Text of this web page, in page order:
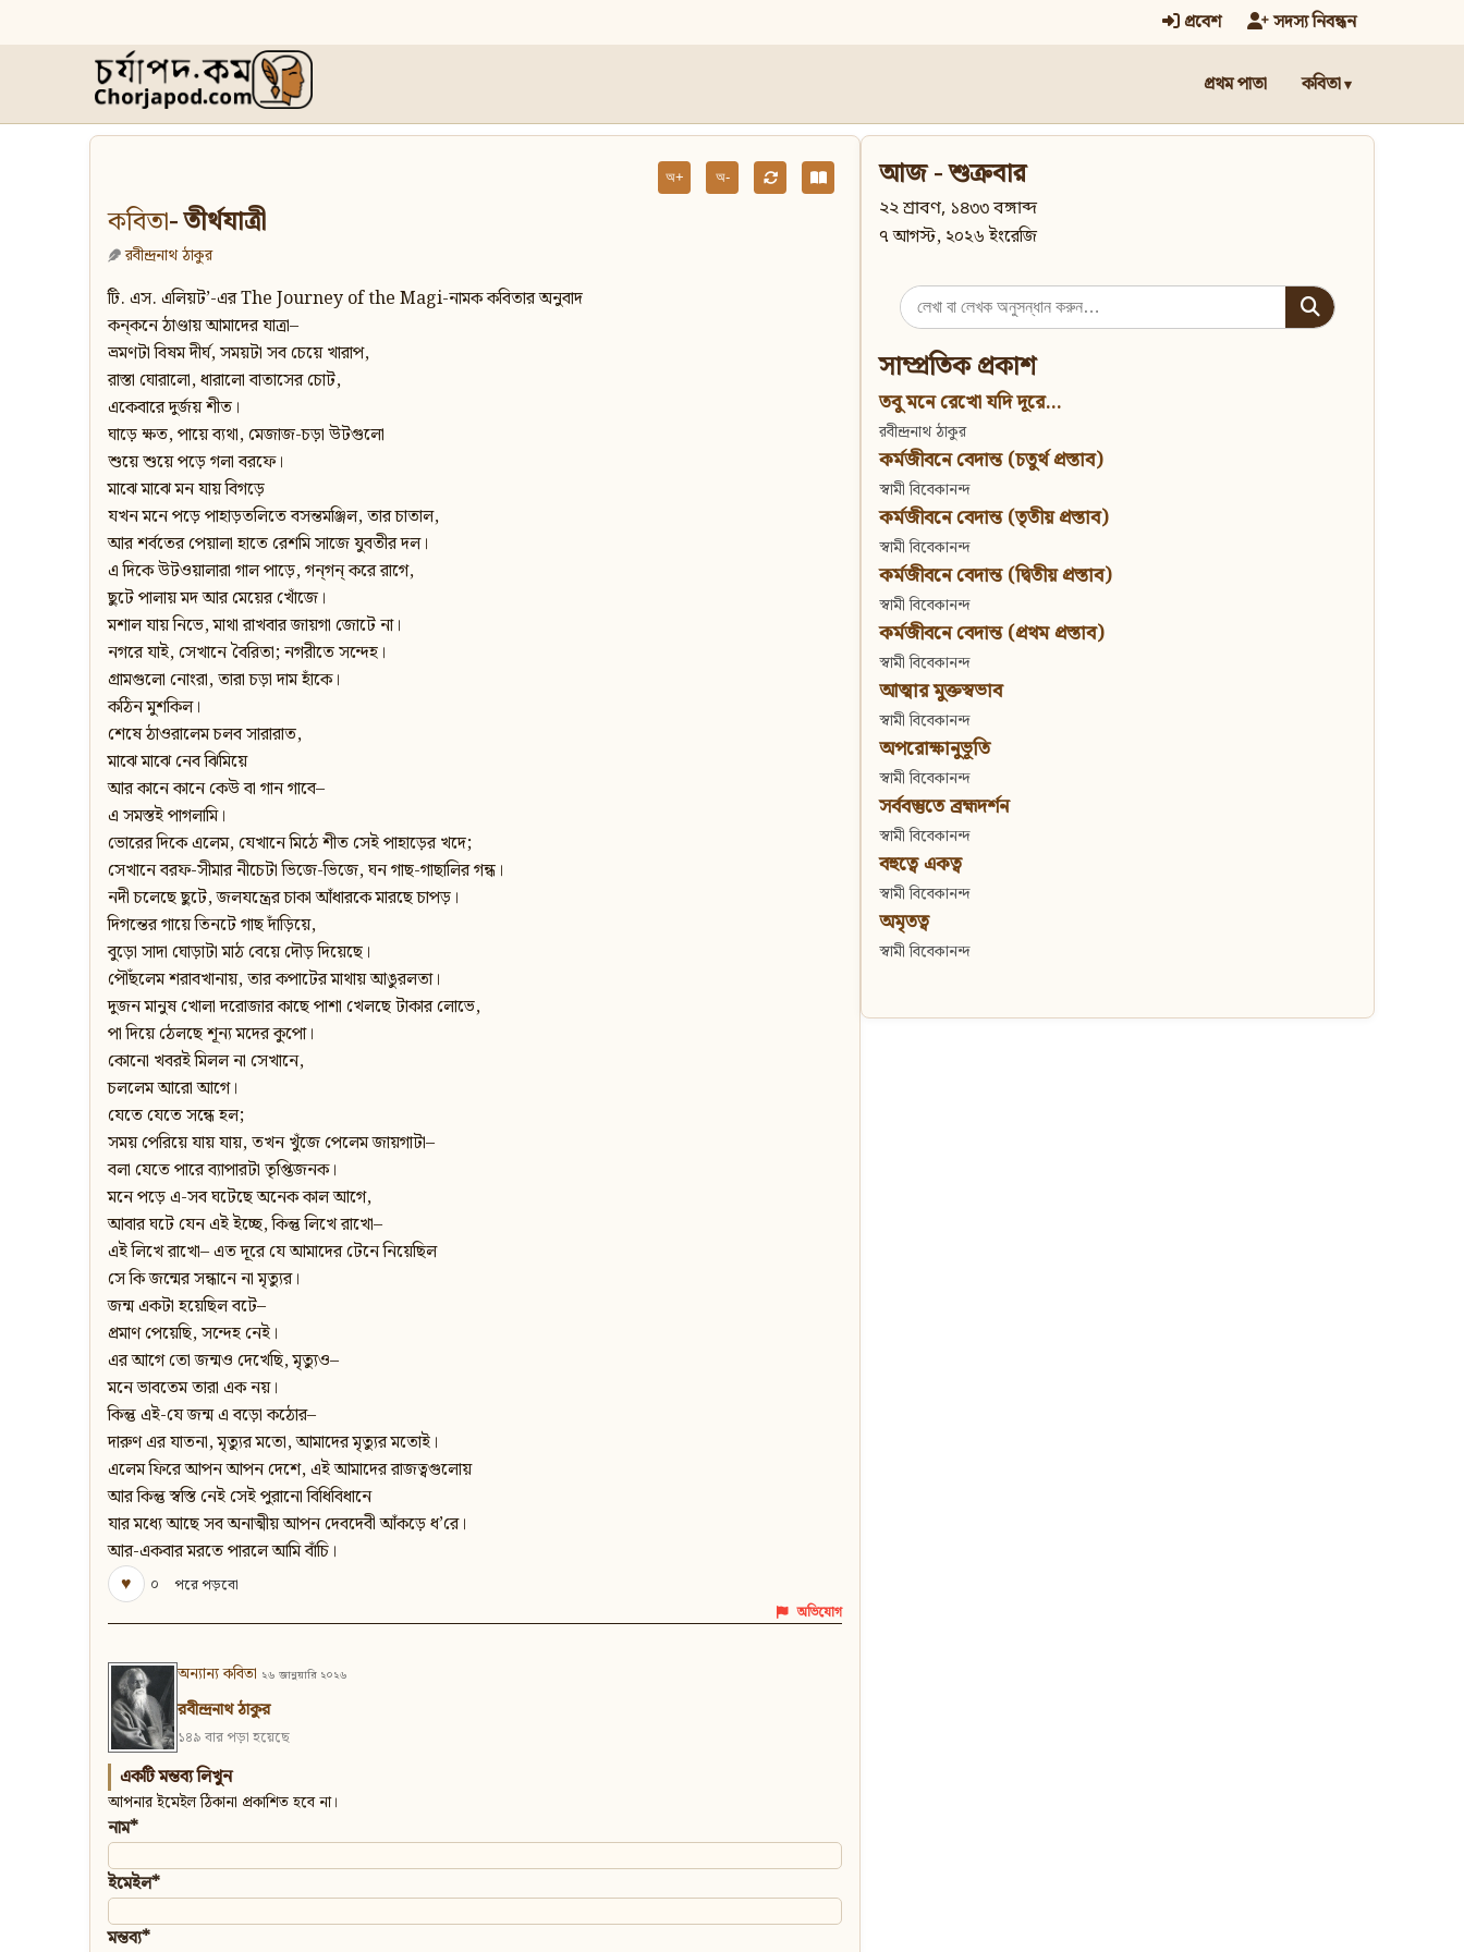
প্রবেশ সদস্য নিবন্ধন
প্রথম পাতা কবিতা
অ+ অ-
কবিতা- তীর্থযাত্রী
রবীন্দ্রনাথ ঠাকুর
টি. এস. এলিয়ট’-এর The Journey of the Magi-নামক কবিতার অনুবাদ
কন্‌কনে ঠাণ্ডায় আমাদের যাত্রা–
ভ্রমণটা বিষম দীর্ঘ, সময়টা সব চেয়ে খারাপ,
রাস্তা ঘোরালো, ধারালো বাতাসের চোট,
একেবারে দুর্জয় শীত।
ঘাড়ে ক্ষত, পায়ে ব্যথা, মেজাজ-চড়া উটগুলো
শুয়ে শুয়ে পড়ে গলা বরফে।
মাঝে মাঝে মন যায় বিগড়ে
যখন মনে পড়ে পাহাড়তলিতে বসন্তমঞ্জিল, তার চাতাল,
আর শর্বতের পেয়ালা হাতে রেশমি সাজে যুবতীর দল।
এ দিকে উটওয়ালারা গাল পাড়ে, গন্‌গন্‌ করে রাগে,
ছুটে পালায় মদ আর মেয়ের খোঁজে।
মশাল যায় নিভে, মাথা রাখবার জায়গা জোটে না।
নগরে যাই, সেখানে বৈরিতা; নগরীতে সন্দেহ।
গ্রামগুলো নোংরা, তারা চড়া দাম হাঁকে।
কঠিন মুশকিল।
শেষে ঠাওরালেম চলব সারারাত,
মাঝে মাঝে নেব ঝিমিয়ে
আর কানে কানে কেউ বা গান গাবে–
এ সমস্তই পাগলামি।
ভোরের দিকে এলেম, যেখানে মিঠে শীত সেই পাহাড়ের খদে;
সেখানে বরফ-সীমার নীচেটা ভিজে-ভিজে, ঘন গাছ-গাছালির গন্ধ।
নদী চলেছে ছুটে, জলযন্ত্রের চাকা আঁধারকে মারছে চাপড়।
দিগন্তের গায়ে তিনটে গাছ দাঁড়িয়ে,
বুড়ো সাদা ঘোড়াটা মাঠ বেয়ে দৌড় দিয়েছে।
পৌঁছলেম শরাবখানায়, তার কপাটের মাথায় আঙুরলতা।
দুজন মানুষ খোলা দরোজার কাছে পাশা খেলছে টাকার লোভে,
পা দিয়ে ঠেলছে শূন্য মদের কুপো।
কোনো খবরই মিলল না সেখানে,
চললেম আরো আগে।
যেতে যেতে সন্ধে হল;
সময় পেরিয়ে যায় যায়, তখন খুঁজে পেলেম জায়গাটা–
বলা যেতে পারে ব্যাপারটা তৃপ্তিজনক।
মনে পড়ে এ-সব ঘটেছে অনেক কাল আগে,
আবার ঘটে যেন এই ইচ্ছে, কিন্তু লিখে রাখো–
এই লিখে রাখো– এত দূরে যে আমাদের টেনে নিয়েছিল
সে কি জন্মের সন্ধানে না মৃত্যুর।
জন্ম একটা হয়েছিল বটে–
প্রমাণ পেয়েছি, সন্দেহ নেই।
এর আগে তো জন্মও দেখেছি, মৃত্যুও–
মনে ভাবতেম তারা এক নয়।
কিন্তু এই-যে জন্ম এ বড়ো কঠোর–
দারুণ এর যাতনা, মৃত্যুর মতো, আমাদের মৃত্যুর মতোই।
এলেম ফিরে আপন আপন দেশে, এই আমাদের রাজত্বগুলোয়
আর কিন্তু স্বস্তি নেই সেই পুরানো বিধিবিধানে
যার মধ্যে আছে সব অনাত্মীয় আপন দেবদেবী আঁকড়ে ধ’রে।
আর-একবার মরতে পারলে আমি বাঁচি।
♥
০ পরে পড়বো
অভিযোগ
অন্যান্য কবিতা ২৬ জানুয়ারি ২০২৬
রবীন্দ্রনাথ ঠাকুর
১৪৯ বার পড়া হয়েছে
একটি মন্তব্য লিখুন
আপনার ইমেইল ঠিকানা প্রকাশিত হবে না।
নাম*
ইমেইল*
মন্তব্য*
আজ - শুক্রবার
২২ শ্রাবণ, ১৪৩৩ বঙ্গাব্দ
৭ আগস্ট, ২০২৬ ইংরেজি
Search
for:
সাম্প্রতিক প্রকাশ
তবু মনে রেখো যদি দূরে...
রবীন্দ্রনাথ ঠাকুর
কর্মজীবনে বেদান্ত (চতুর্থ প্রস্তাব)
স্বামী বিবেকানন্দ
কর্মজীবনে বেদান্ত (তৃতীয় প্রস্তাব)
স্বামী বিবেকানন্দ
কর্মজীবনে বেদান্ত (দ্বিতীয় প্রস্তাব)
স্বামী বিবেকানন্দ
কর্মজীবনে বেদান্ত (প্রথম প্রস্তাব)
স্বামী বিবেকানন্দ
আত্মার মুক্তস্বভাব
স্বামী বিবেকানন্দ
অপরোক্ষানুভূতি
স্বামী বিবেকানন্দ
সর্ববস্তুতে ব্রহ্মদর্শন
স্বামী বিবেকানন্দ
বহুত্বে একত্ব
স্বামী বিবেকানন্দ
অমৃতত্ব
স্বামী বিবেকানন্দ